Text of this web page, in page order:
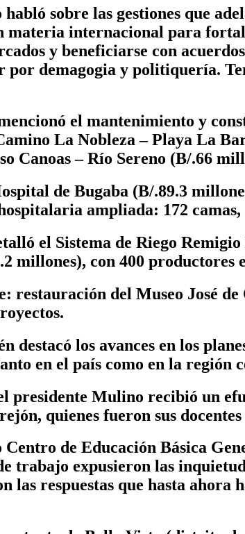
sobre las gestiones que
materia internacional para
y beneficiarse con
por demagogia y politiquería.
el mantenimiento y
La Nobleza – Playa La
Canoas – Río Sereno (B/.66
de Bugaba (B/.89.3
ampliada: 172
el Sistema de Riego
millones), con 400
restauración del Museo José
destacó los avances en los
en el país como en la región
presidente Mulino recibió un
quienes fueron sus
de Educación Básica
trabajo expusieron las
las respuestas que hasta